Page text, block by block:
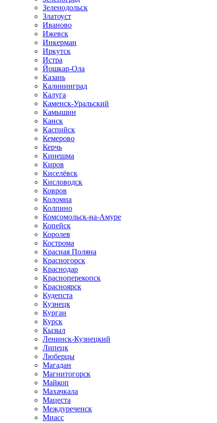
Зеленодольск
Златоуст
Иваново
Ижевск
Инкерман
Иркутск
Истра
Йошкар-Ола
Казань
Калининград
Калуга
Каменск-Уральский
Камышин
Канск
Каспийск
Кемерово
Керчь
Кинешма
Киров
Киселёвск
Кисловодск
Ковров
Коломна
Колпино
Комсомольск-на-Амуре
Копейск
Королев
Кострома
Красная Поляна
Красногорск
Краснодар
Красноперекопск
Красноярск
Кудепста
Кузнецк
Курган
Курск
Кызыл
Ленинск-Кузнецкий
Липецк
Люберцы
Магадан
Магнитогорск
Майкоп
Махачкала
Мацеста
Междуреченск
Миасс